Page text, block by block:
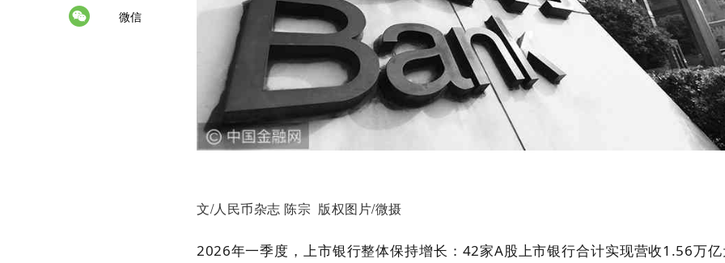
微信
文/人民币杂志 陈宗 版权图片/微摄
2026年一季度，上市银行整体保持增长：42家A股上市银行合计实现营收1.56万